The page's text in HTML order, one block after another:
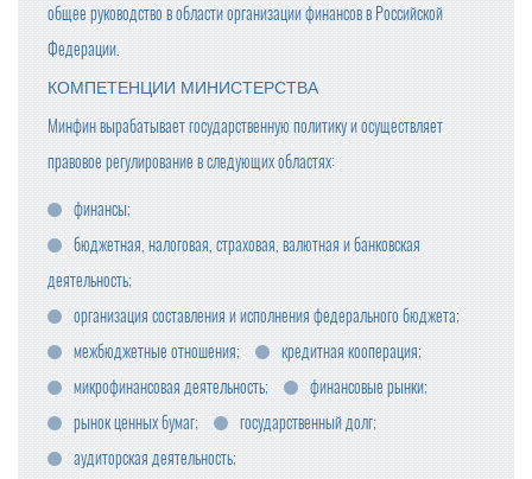
общее руководство в области организации финансов в Российской
Федерации.
КОМПЕТЕНЦИИ МИНИСТЕРСТВА
Минфин вырабатывает государственную политику и осуществляет
правовое регулирование в следующих областях:
финансы;
бюджетная, налоговая, страховая, валютная и банковская
деятельность;
организация составления и исполнения федерального бюджета;
межбюджетные отношения;
кредитная кооперация;
микрофинансовая деятельность;
финансовые рынки;
рынок ценных бумаг;
государственный долг;
аудиторская деятельность;